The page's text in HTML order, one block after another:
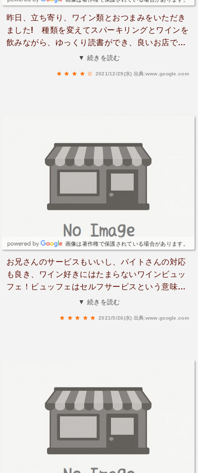
昨日、立ち寄り、ワイン類とおつまみをいただき
ました! 種類を変えてスパーキリングとワインを
飲みながら、ゆっくり読書ができ、良いお店で
す。ペースト近くに処理された肉及びパン(ぬっ
▼ 続きを読む
2021/12/29(水) 出典:www.google.com
画像は著作権で保護されている場合があります。
お兄さんのサービスもいいし、バイトさんの対応
も良き、ワイン好きにはたまらないワインビュッ
フェ！ビュッフェはセルフサービスという意味で
あり、ワインだけでなく、ビールやハイボール、
▼ 続きを読む
2021/5/26(水) 出典:www.google.com